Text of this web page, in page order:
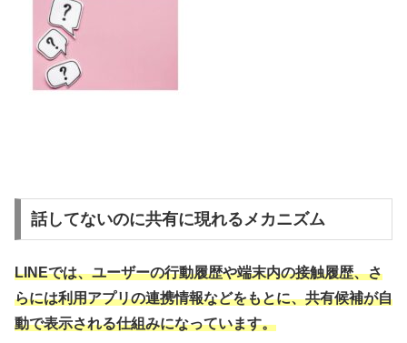
話してないのに共有に現れるメカニズム
LINEでは、ユーザーの行動履歴や端末内の接触履歴、さ
らには利用アプリの連携情報などをもとに、共有候補が自
動で表示される仕組みになっています。